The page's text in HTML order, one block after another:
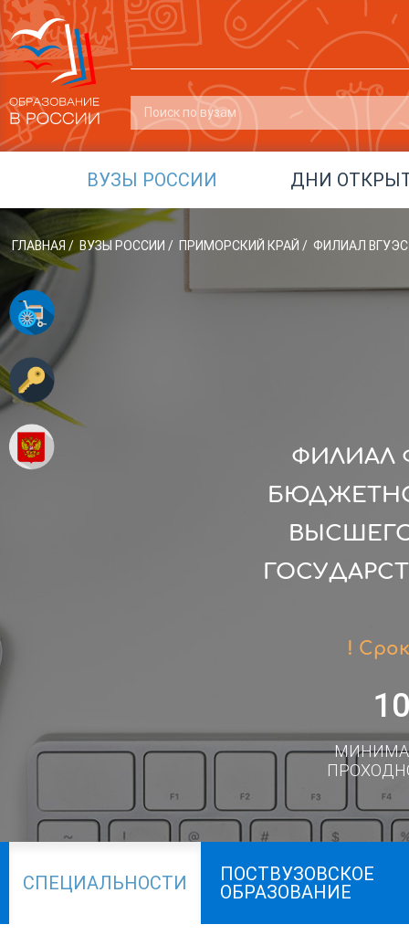
ВУЗЫ РОССИИ ДНИ
ГЛАВНАЯ / ВУЗЫ РОССИИ / ПРИМОРСКИЙ КРАЙ / ФИЛИАЛ ВГУЭС
ФИЛИАЛ
!
СПЕЦИАЛЬНОСТИ
ПОСТВУЗОВСКОЕ
ОБРАЗОВАНИЕ